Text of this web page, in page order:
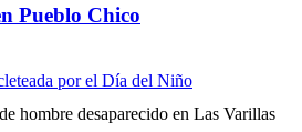
Pueblo Chico